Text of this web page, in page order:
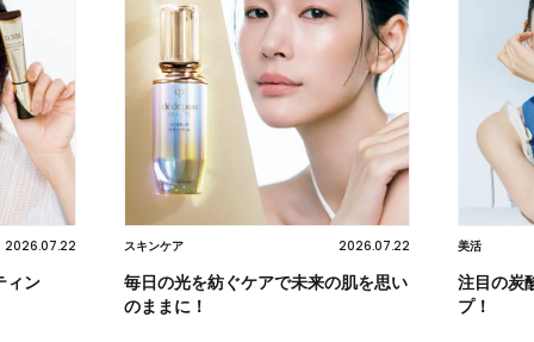
2026.07.22
ィン
スキンケア 2026.07.22
毎日の光を紡ぐケアで未来の肌を思い
のままに！
美活
注目の炭
プ！